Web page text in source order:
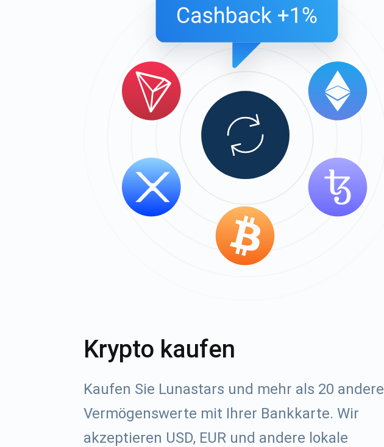
Krypto kaufen
Kaufen Sie Lunastars und mehr als 20 andere
Vermögenswerte mit Ihrer Bankkarte. Wir
akzeptieren USD, EUR und andere lokale